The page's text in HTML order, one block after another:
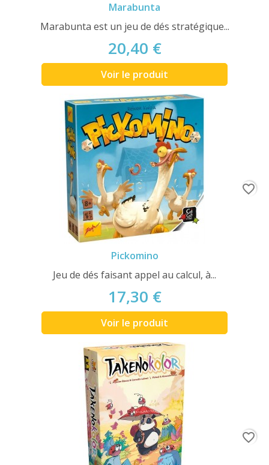
Marabunta
Marabunta est un jeu de dés stratégique...
20,40 €
Voir le produit
Pickomino
Jeu de dés faisant appel au calcul, à...
17,30 €
Voir le produit
favorite_border
favorite_border